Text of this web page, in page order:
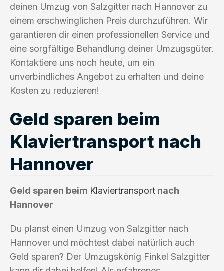
deinen Umzug von Salzgitter nach Hannover zu
einem erschwinglichen Preis durchzuführen. Wir
garantieren dir einen professionellen Service und
eine sorgfältige Behandlung deiner Umzugsgüter.
Kontaktiere uns noch heute, um ein
unverbindliches Angebot zu erhalten und deine
Kosten zu reduzieren!
Geld sparen beim
Klaviertransport nach
Hannover
Geld sparen beim Klaviertransport nach
Hannover
Du planst einen Umzug von Salzgitter nach
Hannover und möchtest dabei natürlich auch
Geld sparen? Der Umzugskönig Finkel Salzgitter